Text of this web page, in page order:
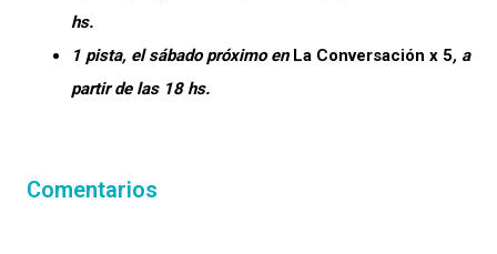
hs.
1 pista, el sábado próximo en La Conversación x 5, a
partir de las 18 hs.
Comentarios